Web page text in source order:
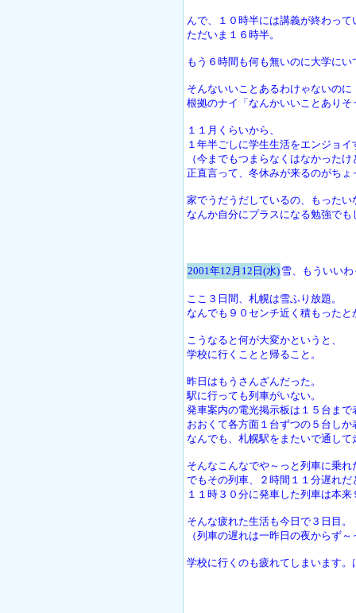
んで、１０時半には講義が終わって
ただいま１６時半。
もう６時間も何も無いのに大学にい
そんないいことあるわけゃないのに
根拠のナイ「なんかいいことあり
１１月くらいから、
１年半ごしに学生生活をエンジョ
（今までもつまらなくはなかった
正直言って、冬休みが来るのがちょ
家でうだうだしているの、もった
なんか自分にプラスになる勉強でも
2001年12月12日(水) 雪、もういいわ
ここ３日間、札幌は雪ふり放題。
なんでも９０センチ近く積もったと
こうなると何が大変かというと、
学校に行くことと帰ること。
昨日はもうさんざんだった。
駅に行っても列車がいない。
発車案内の電光掲示板は１５台ま
おおくて各方面１台ずつの５台し
なんでも、札幌駅をまたいで通し
そんなこんなでや～っと列車に乗れ
でもその列車、２時間１１分遅れだ
１１時３０分に発車した列車は本
そんな疲れた生活も今日で３日目。
（列車の遅れは一昨日の夜からず～
学校に行くのも疲れてしまいます。